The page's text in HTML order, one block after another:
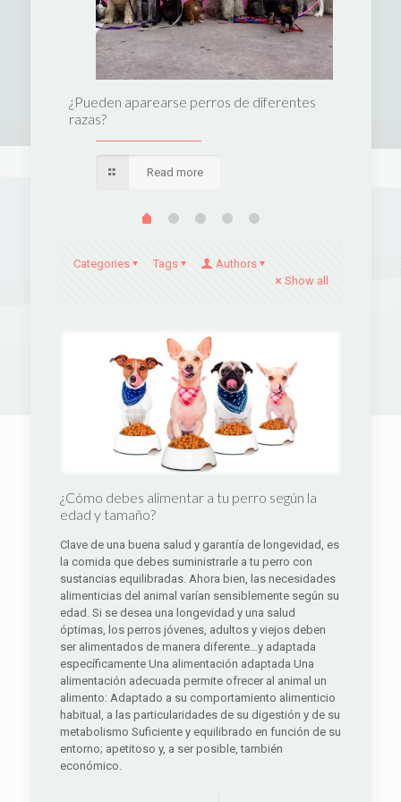
¿Pueden aparearse perros de diferentes
razas?
Read more
Categories Tags
Authors
Show all
¿Cómo debes alimentar a tu perro según la
edad y tamaño?
Clave de una buena salud y garantía de longevidad, es
la comida que debes suministrarle a tu perro con
sustancias equilibradas. Ahora bien, las necesidades
alimenticias del animal varían sensiblemente según su
edad. Si se desea una longevidad y una salud
óptimas, los perros jóvenes, adultos y viejos deben
ser alimentados de manera diferente…y adaptada
específicamente Una alimentación adaptada Una
alimentación adecuada permite ofrecer al animal un
alimento: Adaptado a su comportamiento alimenticio
habitual, a las particularidades de su digestión y de su
metabolismo Suficiente y equilibrado en función de su
entorno; apetitoso y, a ser posible, también
económico.